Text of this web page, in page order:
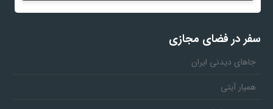
سفر در فضای مجازی
جاهای دیدنی ایران
همیار آیتی